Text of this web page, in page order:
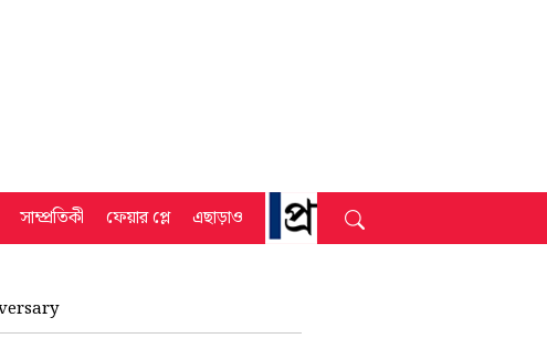
সাম্প্রতিকী ফেয়ার প্লে এছাড়াও